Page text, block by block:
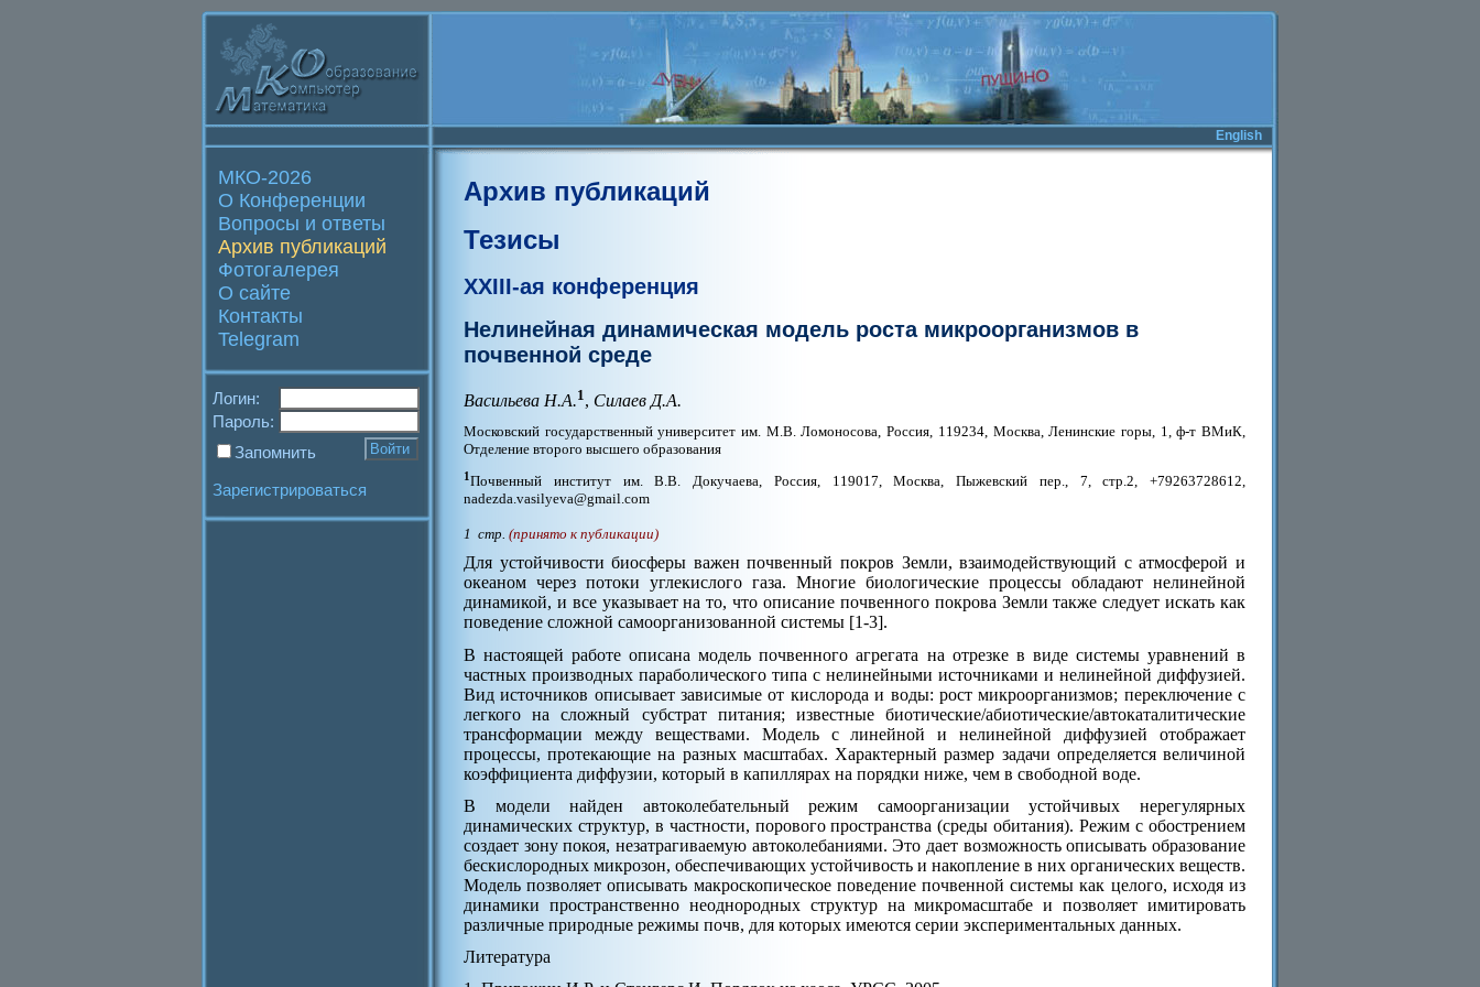
English
МКО-2026
О Конференции
Вопросы и ответы
Архив публикаций
Фотогалерея
О сайте
Контакты
Telegram
Логин:
Пароль:
Запомнить
Зарегистрироваться
Архив публикаций
Тезисы
XXIII-ая конференция
Нелинейная динамическая модель роста микроорганизмов в
почвенной среде
Васильева Н.А.1 , Силаев Д.А.
Московский государственный университет им. М.В. Ломоносова, Россия, 119234, Москва, Ленинские горы, 1, ф-т ВМиК,
Отделение второго высшего образования
1Почвенный институт им. В.В. Докучаева, Россия, 119017, Москва, Пыжевский пер., 7, стр.2, +79263728612,
nadezda.vasilyeva@gmail.com
1 стр. (принято к публикации)
Для устойчивости биосферы важен почвенный покров Земли, взаимодействующий с атмосферой и
океаном через потоки углекислого газа. Многие биологические процессы обладают нелинейной
динамикой, и все указывает на то, что описание почвенного покрова Земли также следует искать как
поведение сложной самоорганизованной системы [1-3].
В настоящей работе описана модель почвенного агрегата на отрезке в виде системы уравнений в
частных производных параболического типа с нелинейными источниками и нелинейной диффузией.
Вид источников описывает зависимые от кислорода и воды: рост микроорганизмов; переключение с
легкого на сложный субстрат питания; известные биотические/абиотические/автокаталитические
трансформации между веществами. Модель с линейной и нелинейной диффузией отображает
процессы, протекающие на разных масштабах. Характерный размер задачи определяется величиной
коэффициента диффузии, который в капиллярах на порядки ниже, чем в свободной воде.
В модели найден автоколебательный режим самоорганизации устойчивых нерегулярных
динамических структур, в частности, порового пространства (среды обитания). Режим с обострением
создает зону покоя, незатрагиваемую автоколебаниями. Это дает возможность описывать образование
бескислородных микрозон, обеспечивающих устойчивость и накопление в них органических веществ.
Модель позволяет описывать макроскопическое поведение почвенной системы как целого, исходя из
динамики пространственно неоднородных структур на микромасштабе и позволяет имитировать
различные природные режимы почв, для которых имеются серии экспериментальных данных.
Литература